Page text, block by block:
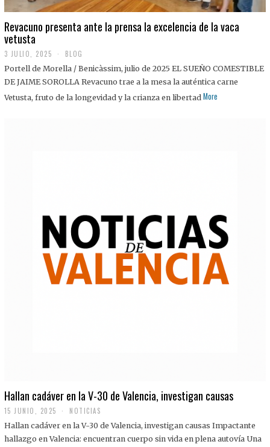
Revacuno presenta ante la prensa la excelencia de la vaca
vetusta
3 JULIO, 2025
J
U
I
BLOG
Portell de Morella / Benicàssim, julio de 2025 EL SUEÑO COMESTIBLE
DE JAIME SOROLLA Revacuno trae a la mesa la auténtica carne
Vetusta, fruto de la longevidad y la crianza en libertad More
Hallan cadáver en la V-30 de Valencia, investigan causas
15 JUNIO, 2025 NOTICIAS
Hallan cadáver en la V-30 de Valencia, investigan causas Impactante
hallazgo en Valencia: encuentran cuerpo sin vida en plena autovía Una